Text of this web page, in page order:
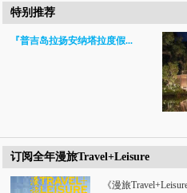
特别推荐
『普吉岛拉扬安纳塔拉度假...
订阅全年漫旅Travel+Leisure
《漫旅